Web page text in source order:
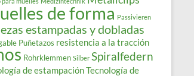
de forma Passivieren
estampadas y dobladas
Puñetazos resistencia a la tracción
Rohrklemmen Silber Spiralfedern
de estampaciónTecnología de